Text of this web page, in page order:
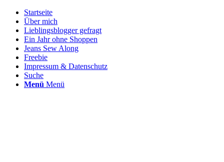
Startseite
Über mich
Lieblingsblogger gefragt
Ein Jahr ohne Shoppen
Jeans Sew Along
Freebie
Impressum & Datenschutz
Suche
Menü Menü